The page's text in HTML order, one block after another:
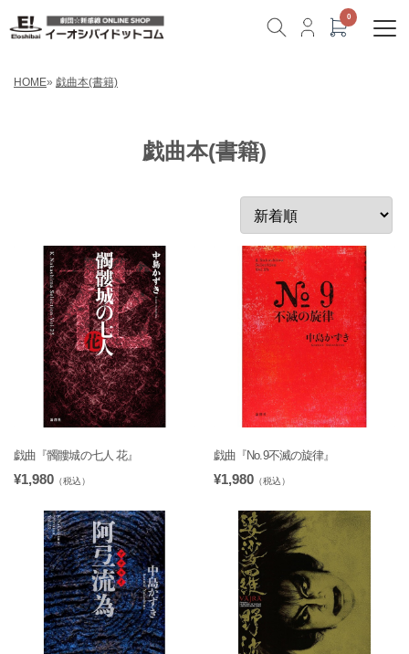
HOME» 戯曲本(書籍)
戯曲本(書籍)
戯曲『髑髏城の七人 花』
¥1,980 （税込）
戯曲『No.9不滅の旋律』
¥1,980 （税込）